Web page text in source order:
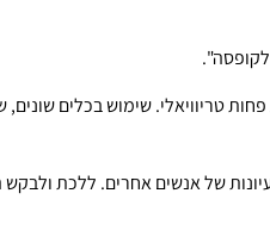
טריוויאלי. שימוש בכלים
של אנשים אחרים. ללכת